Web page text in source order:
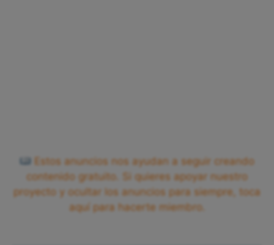
Estos anuncios nos ayudan a seguir creando
contenido gratuito. Si quieres apoyar nuestro
proyecto y ocultar los anuncios para siempre, toca
aquí para hacerte miembro.